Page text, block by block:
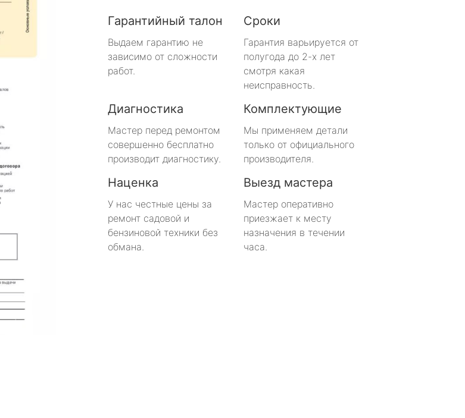
Гарантийный талон
Выдаем гарантию не
зависимо от сложности
работ.
Сроки
Гарантия варьируется от
полугода до 2-х лет
смотря какая
неисправность.
Диагностика
Мастер перед ремонтом
совершенно бесплатно
производит диагностику.
Комплектующие
Мы применяем детали
только от официального
производителя.
Наценка
У нас честные цены за
ремонт садовой и
бензиновой техники без
обмана.
Выезд мастера
Мастер оперативно
приезжает к месту
назначения в течении
часа.